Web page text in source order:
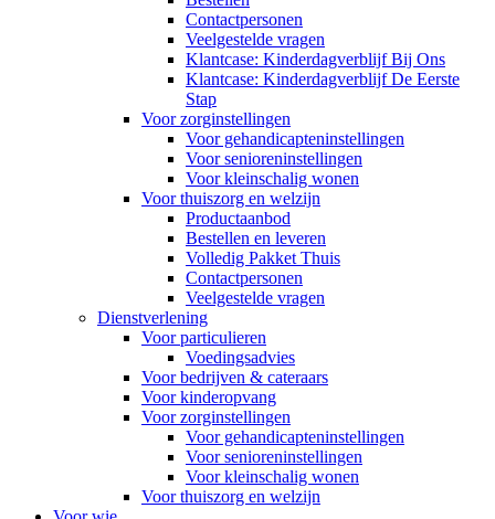
Contactpersonen
Veelgestelde vragen
Klantcase: Kinderdagverblijf Bij Ons
Klantcase: Kinderdagverblijf De Eerste
Stap
Voor zorginstellingen
Voor gehandicapteninstellingen
Voor senioreninstellingen
Voor kleinschalig wonen
Voor thuiszorg en welzijn
Productaanbod
Bestellen en leveren
Volledig Pakket Thuis
Contactpersonen
Veelgestelde vragen
Dienstverlening
Voor particulieren
Voedingsadvies
Voor bedrijven & cateraars
Voor kinderopvang
Voor zorginstellingen
Voor gehandicapteninstellingen
Voor senioreninstellingen
Voor kleinschalig wonen
Voor thuiszorg en welzijn